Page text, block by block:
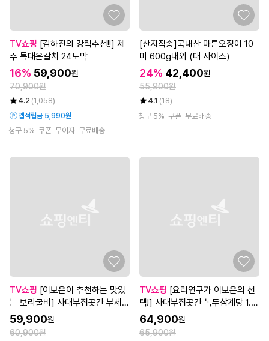
TV쇼핑
주 특대은갈치 24토막
16% 59,900원
70,900원
4.2 (1,058)
앱적립금 5,990원
청구 5% 쿠폰 무이자 무료배송
[산지직송]국내산 마른오징어 10
미 600g내외 (대 사이즈)
24% 42,400원
55,900원
4.1 (18)
청구 5% 쿠폰 무료배송
TV쇼핑
는 보리굴비] 사대부집곳간 부세보
리굴비 120g × 8팩
59,900원
60,900원
TV쇼핑
택!] 사대부집곳간 녹두삼계탕 1.2
kg × 8팩 (총 9.6kg)
64,900원
65,900원